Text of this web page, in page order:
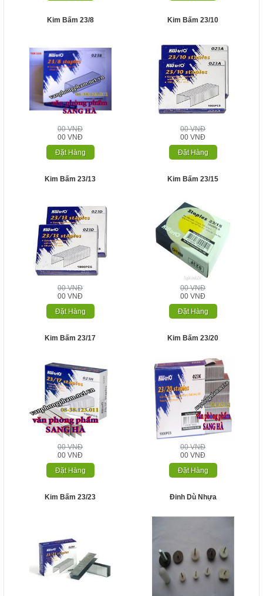
Kim Bấm 23/8
00 VNĐ
00 VNĐ
Đặt Hàng
Kim Bấm 23/10
00 VNĐ
00 VNĐ
Đặt Hàng
Kim Bấm 23/13
00 VNĐ
00 VNĐ
Đặt Hàng
Kim Bấm 23/15
00 VNĐ
00 VNĐ
Đặt Hàng
Kim Bấm 23/17
00 VNĐ
00 VNĐ
Đặt Hàng
Kim Bấm 23/20
00 VNĐ
00 VNĐ
Đặt Hàng
Kim Bấm 23/23 Đinh Dù Nhựa